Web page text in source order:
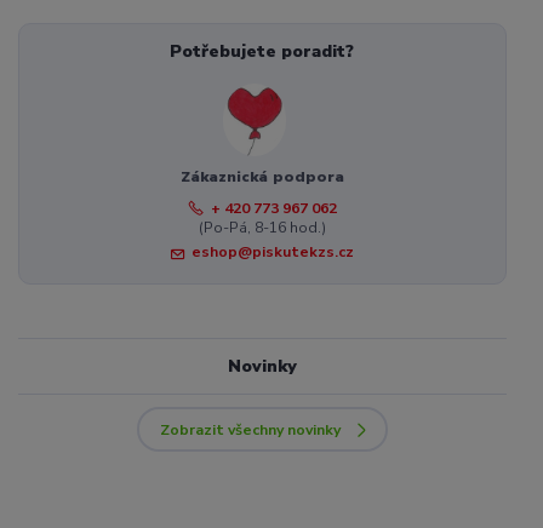
Potřebujete poradit?
Zákaznická podpora
+ 420 773 967 062
(Po-Pá, 8-16 hod.)
eshop@piskutekzs.cz
Novinky
Zobrazit všechny novinky